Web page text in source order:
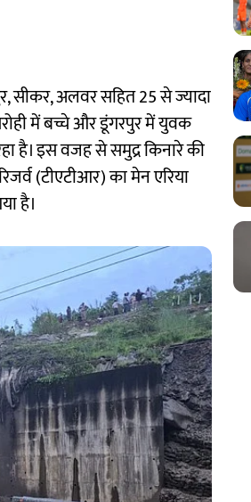
सीकर, अलवर सहित 25 से ज्यादा
में बच्चे और डूंगरपुर में युवक
है। इस वजह से समुद्र किनारे की
(टीएटीआर) का मेन एरिया
है।